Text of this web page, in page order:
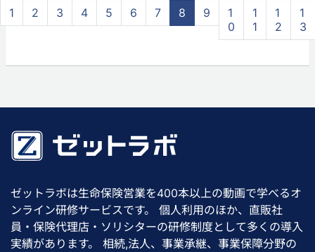
1 2 3 4 5 6 7 8 9
1
0
1
1
1
2
1
3
ゼットラボは生命保険営業を400本以上の動画で学べるオ
ンライン研修サービスです。 個人利用のほか、直販社
員・保険代理店・ソリシターの研修制度として多くの導入
実績があります。 相続,法人、事業承継、事業保障分野の